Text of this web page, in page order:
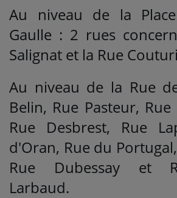
Au niveau de la
Gaulle : 2 rues
Salignat et la Rue
Au niveau de la Rue
Belin, Rue Pasteur,
Rue Desbrest, Rue
d'Oran, Rue du
Rue Dubessay et
Larbaud.